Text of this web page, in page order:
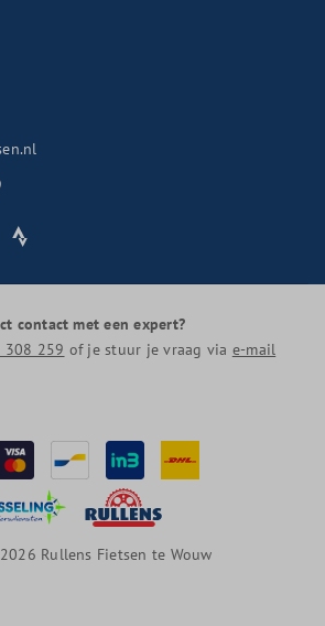
contact met een expert?
308 259 of je stuur je vraag via e-mail
Rullens Fietsen te Wouw